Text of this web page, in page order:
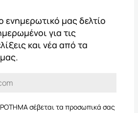
ενημερωτικό μας δελτίο
για τις
και νέα από τα
σέβεται τα προσωπικά σας